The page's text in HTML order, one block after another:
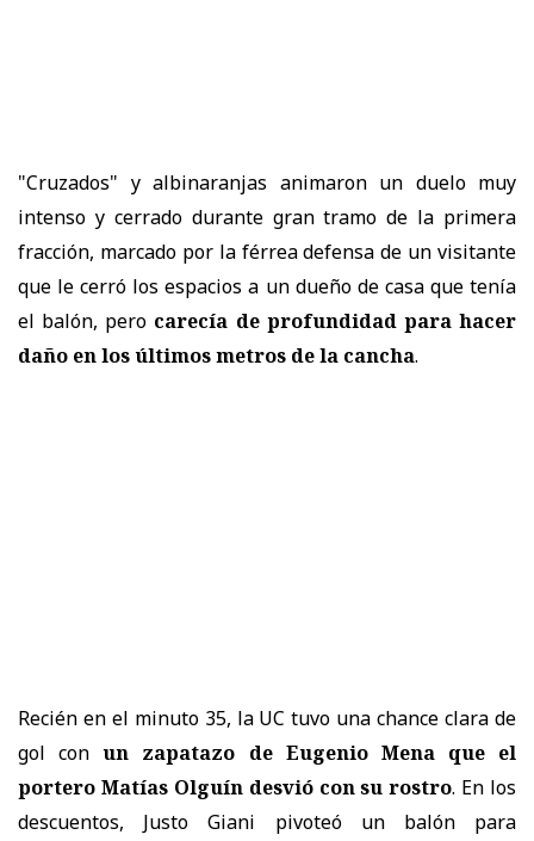
"Cruzados" y albinaranjas animaron un duelo muy
intenso y cerrado durante gran tramo de la primera
fracción, marcado por la férrea defensa de un visitante
que le cerró los espacios a un dueño de casa que tenía
el balón, pero carecía de profundidad para hacer
daño en los últimos metros de la cancha.
Recién en el minuto 35, la UC tuvo una chance clara de
gol conun zapatazo de Eugenio Mena que el
portero Matías Olguín desvió con su rostro. En los
descuentos, Justo Giani pivoteó un balón para